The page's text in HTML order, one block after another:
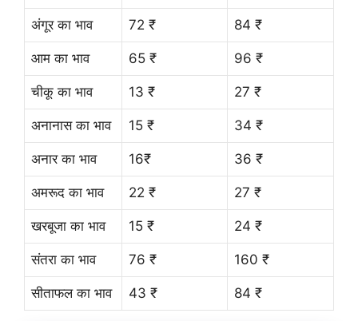
अंगूर का भाव 72 ₹ 84 ₹
आम का भाव 65 ₹ 96 ₹
चीकू का भाव 13 ₹ 27 ₹
अनानास का भाव 15 ₹ 34 ₹
अनार का भाव 16₹ 36 ₹
अमरूद का भाव 22 ₹ 27 ₹
खरबूजा का भाव 15 ₹ 24 ₹
संतरा का भाव 76 ₹ 160 ₹
सीताफल का भाव 43 ₹ 84 ₹